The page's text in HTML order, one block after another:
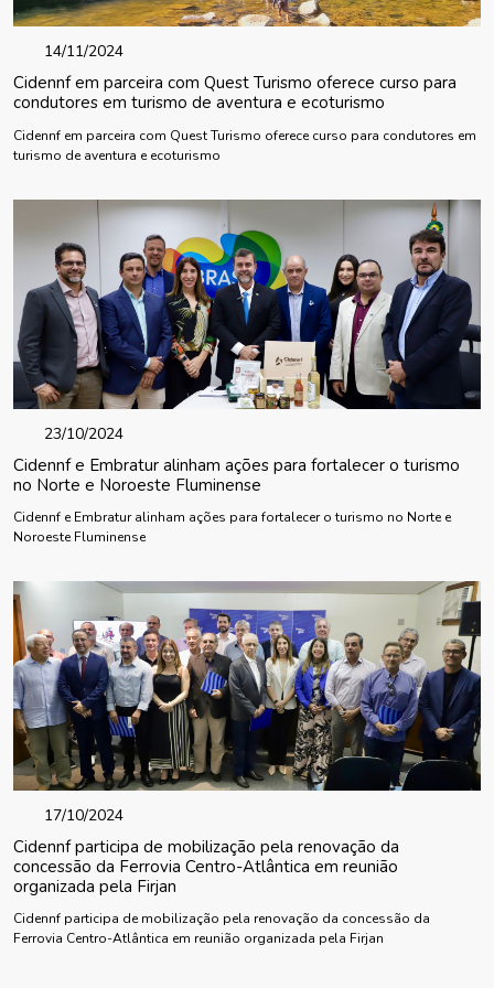
14/11/2024
Cidennf em parceira com Quest Turismo oferece curso para
condutores em turismo de aventura e ecoturismo
Cidennf em parceira com Quest Turismo oferece curso para condutores em
turismo de aventura e ecoturismo
23/10/2024
Cidennf e Embratur alinham ações para fortalecer o turismo
no Norte e Noroeste Fluminense
Cidennf e Embratur alinham ações para fortalecer o turismo no Norte e
Noroeste Fluminense
17/10/2024
Cidennf participa de mobilização pela renovação da
concessão da Ferrovia Centro-Atlântica em reunião
organizada pela Firjan
Cidennf participa de mobilização pela renovação da concessão da
Ferrovia Centro-Atlântica em reunião organizada pela Firjan